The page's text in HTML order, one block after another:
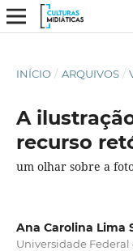
INÍCIO / ARQUIVOS /
A
recurso
um olhar sobre a
Ana Carolina Lima
Universidade Federal